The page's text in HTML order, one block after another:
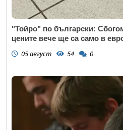
"Тойро" по български:
цените вече ще са само в
05 август 54 0